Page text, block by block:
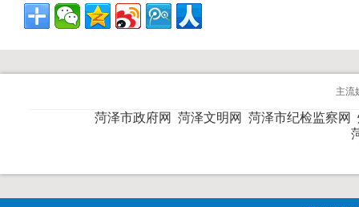
主流
菏泽市政府网 菏泽文明网 菏泽市纪检监察网